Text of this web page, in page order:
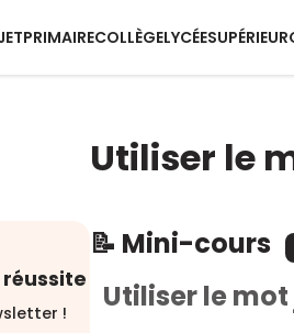
PRIMAIRECOLLÈGELYCÉESUPÉRIEUR
réussite
!
Utiliser le
📝 Mini-cours
Utiliser le